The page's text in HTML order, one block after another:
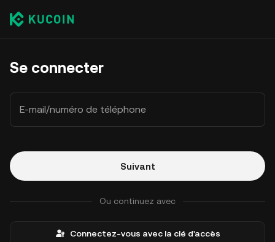
Se connecter
E-mail/numéro de téléphone
Suivant
Ou continuez avec
Connectez-vous avec la clé d'accès